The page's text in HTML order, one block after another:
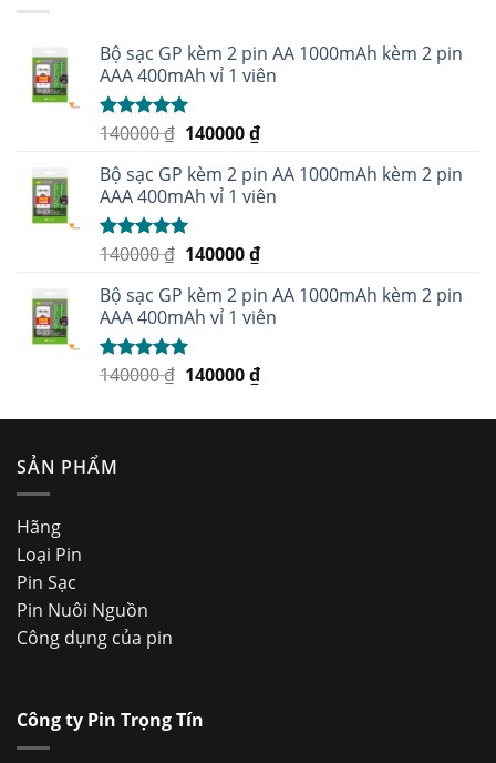
Bộ sạc GP kèm 2 pin AA 1000mAh kèm 2 pin
AAA 400mAh vỉ 1 viên
Được xếp
sao
140000₫ 140000₫
Bộ sạc GP kèm 2 pin AA 1000mAh kèm 2 pin
AAA 400mAh vỉ 1 viên
Được xếp
sao
140000₫ 140000₫
Bộ sạc GP kèm 2 pin AA 1000mAh kèm 2 pin
AAA 400mAh vỉ 1 viên
Được xếp
140000₫ 140000₫
SẢN PHẨM
Hãng
Loại Pin
Pin Sạc
Pin Nuôi Nguồn
Công dụng của pin
Công ty Pin Trọng Tín